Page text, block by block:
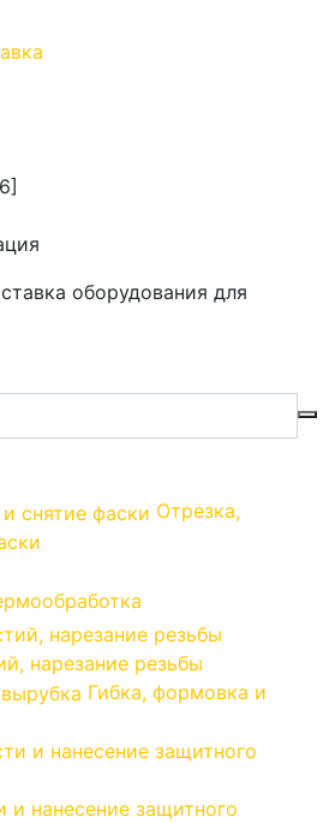
оборудования для
Отрезка,
нарезание резьбы
Гибка, формовка и
и нанесение защитного